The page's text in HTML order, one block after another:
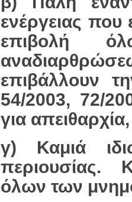
ενέργειας που
επιβολή
επιβάλλουν
54/2003, 72/
για
γ) Καμιά
περιουσίας.
όλων των